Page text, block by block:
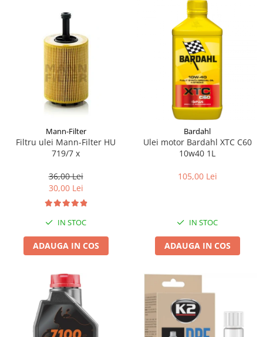
Mann-Filter
Filtru ulei Mann-Filter HU
719/7 x
36,00 Lei
30,00 Lei
IN STOC
ADAUGA IN COS
Bardahl
Ulei motor Bardahl XTC C60
10w40 1L
105,00 Lei
IN STOC
ADAUGA IN COS